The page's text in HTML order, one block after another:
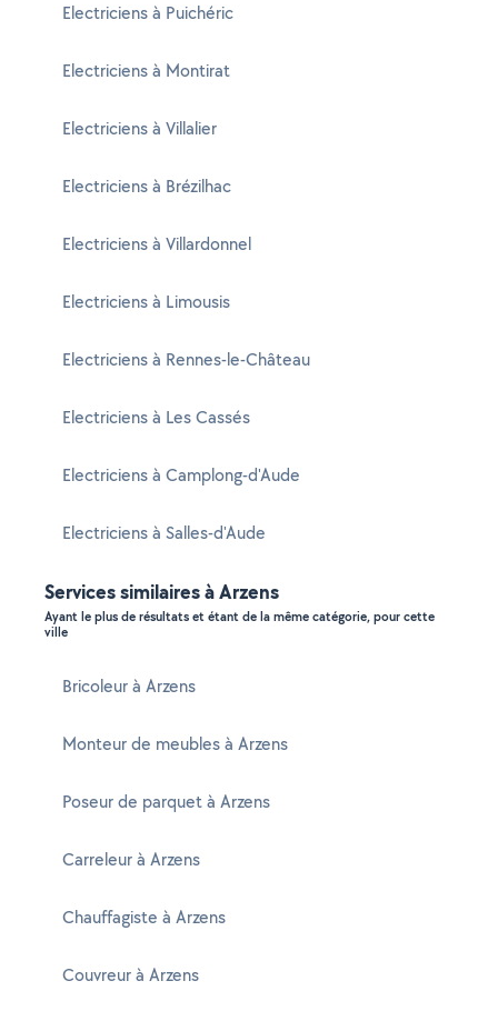
Electriciens à Puichéric
Electriciens à Montirat
Electriciens à Villalier
Electriciens à Brézilhac
Electriciens à Villardonnel
Electriciens à Limousis
Electriciens à Rennes-le-Château
Electriciens à Les Cassés
Electriciens à Camplong-d'Aude
Electriciens à Salles-d'Aude
Services similaires à Arzens
Ayant le plus de résultats et étant de la même catégorie, pour cette
ville
Bricoleur à Arzens
Monteur de meubles à Arzens
Poseur de parquet à Arzens
Carreleur à Arzens
Chauffagiste à Arzens
Couvreur à Arzens